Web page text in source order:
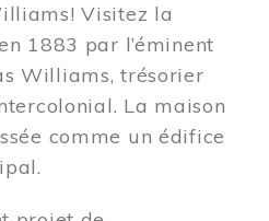
Visitez la
1883 par l’éminent
Williams, trésorier
La maison
comme un édifice